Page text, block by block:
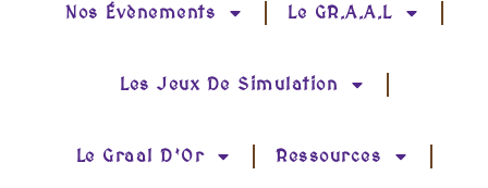
Nos Évènements Le GR.A.A.L
Les Jeux De Simulation
Le Graal D’Or Ressources